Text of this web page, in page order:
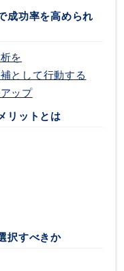
成功率を高められ
を
として行動する
ップ
リットとは
択すべきか